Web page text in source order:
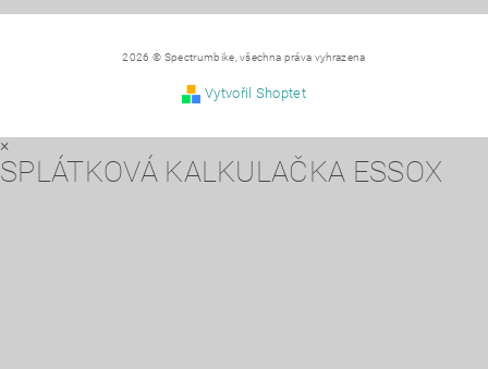
2026 © Spectrumbike, všechna práva vyhrazena
Vytvořil Shoptet
×
SPLÁTKOVÁ KALKULAČKA ESSOX